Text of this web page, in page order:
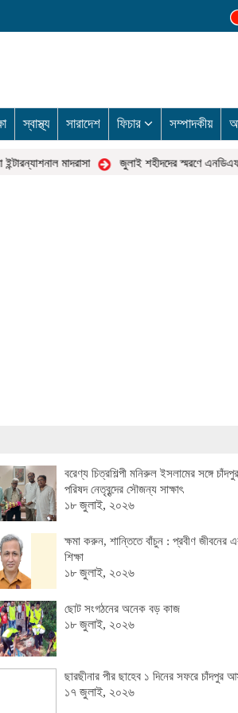
স্বাস্থ্য সারাদেশ ফিচার সম্পাদকীয়
মাদরাসা জুলাই শহীদদের স্মরণে এনডিএফ
বরেণ্য চিত্রশিল্পী মনিরুল ইসলামের সঙ্গে
পরিষদ নেতৃবৃন্দের সৌজন্য সাক্ষাৎ
১৮ জুলাই, ২০২৬
ক্ষমা করুন, শান্তিতে বাঁচুন : প্রবীণ জীবনের
শিক্ষা
১৮ জুলাই, ২০২৬
ছোট সংগঠনের অনেক বড় কাজ
১৮ জুলাই, ২০২৬
ছারছীনার পীর ছাহেব ১ দিনের সফরে চাঁদপুর
১৭ জুলাই, ২০২৬